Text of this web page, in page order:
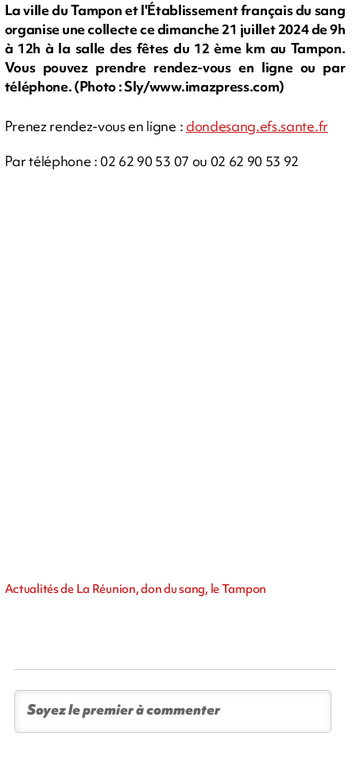
La ville du Tampon et l'Établissement français du sang
organise une collecte ce dimanche 21 juillet 2024 de 9h
à 12h à la salle des fêtes du 12 ème km au Tampon.
Vous pouvez prendre rendez-vous en ligne ou par
téléphone. (Photo : Sly/www.imazpress.com)
Prenez rendez-vous en ligne : dondesang.efs.sante.fr
Par téléphone : 02 62 90 53 07 ou 02 62 90 53 92
Actualités de La Réunion, don du sang, le Tampon